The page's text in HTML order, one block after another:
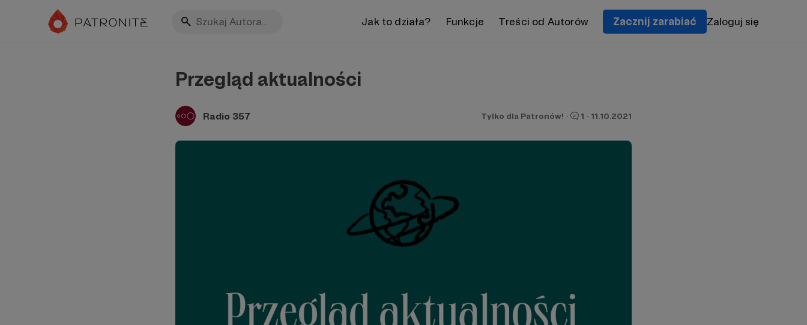
Jak to działa? Funkcje Treści od Autorów Zacznij zarabiać Zaloguj się
Przegląd aktualności
Radio 357 Tylko dla Patronów! · 1 · 11.10.2021